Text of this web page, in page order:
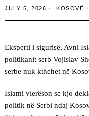
JULY 5, 2026 KOSOVË
Eksperti i sigurisë, Avni
politikanit serb Vojislav
serbe nuk kthehet në
Islami vlerëson se kjo
politik në Serbi ndaj